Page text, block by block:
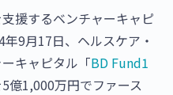
援するベンチャーキャピ
年9月17日、ヘルスケア・
キャピタル「BD Fund1
5億1,000万円でファース